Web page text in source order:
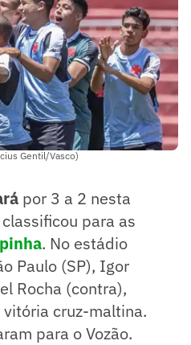
Gentil/Vasco)
por 3 a 2 nesta
para as
. No estádio
Paulo (SP), Igor
Rocha (contra),
cruz-maltina.
para o Vozão.